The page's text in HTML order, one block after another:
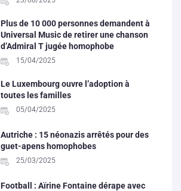
Plus de 10 000 personnes demandent à
Universal Music de retirer une chanson
d’Admiral T jugée homophobe
15/04/2025
Le Luxembourg ouvre l’adoption à
toutes les familles
05/04/2025
Autriche : 15 néonazis arrêtés pour des
guet-apens homophobes
25/03/2025
Football : Aïrine Fontaine dérape avec